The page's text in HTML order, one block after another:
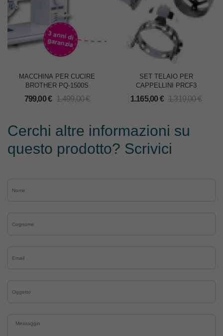
MACCHINA PER CUCIRE
BROTHER PQ-1500S
799,00€ 1.499,00€
SET TELAIO PER
CAPPELLINI PRCF3
1.165,00 € 1.319,00€
Cerchi altre informazioni su
questo prodotto? Scrivici